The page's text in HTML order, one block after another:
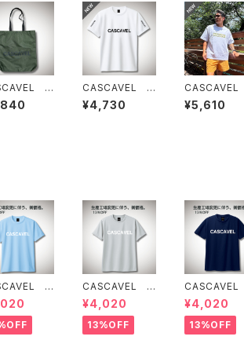
U
SHOU
TOTE オ
CASCAVEL C
LUB PRA-SHI
RT ホワイト
¥4,730
OUGH
BOX TEE
¥5,610
ス
ードプラク
シャツ ラ
ルー
CASCAVEL ス
タンダードプラク
ティスシャツ シ
ルバーグレー
¥4,020
13%OFF
タンダードプ
ティスシャ
イビー
¥4,020
13%OFF